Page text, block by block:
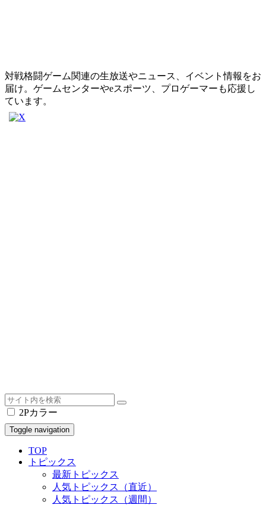
対戦格闘ゲーム関連の生放送やニュース、イベント情報をお
届け。ゲームセンターやeスポーツ、プロゲーマーも応援し
ています。
2Pカラー
Toggle navigation
TOP
トピックス
最新トピックス
人気トピックス（直近）
人気トピックス（週間）